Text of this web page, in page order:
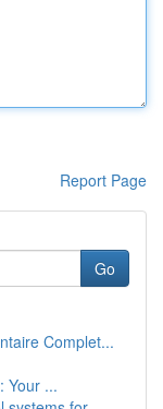
Report Page
Go
Complet...
Your ...